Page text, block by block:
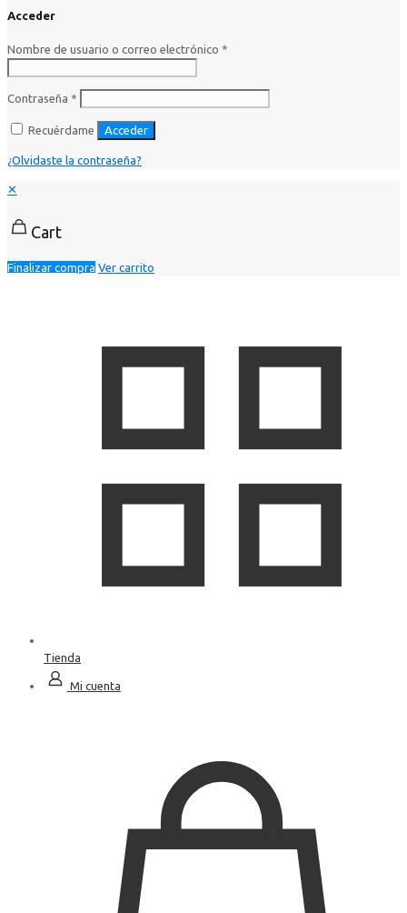
Acceder
Nombre de usuario o correo electrónico *
Contraseña *
Recuérdame Acceder
¿Olvidaste la contraseña?
✕
Cart
Finalizar compra Ver carrito
Tienda
Mi cuenta